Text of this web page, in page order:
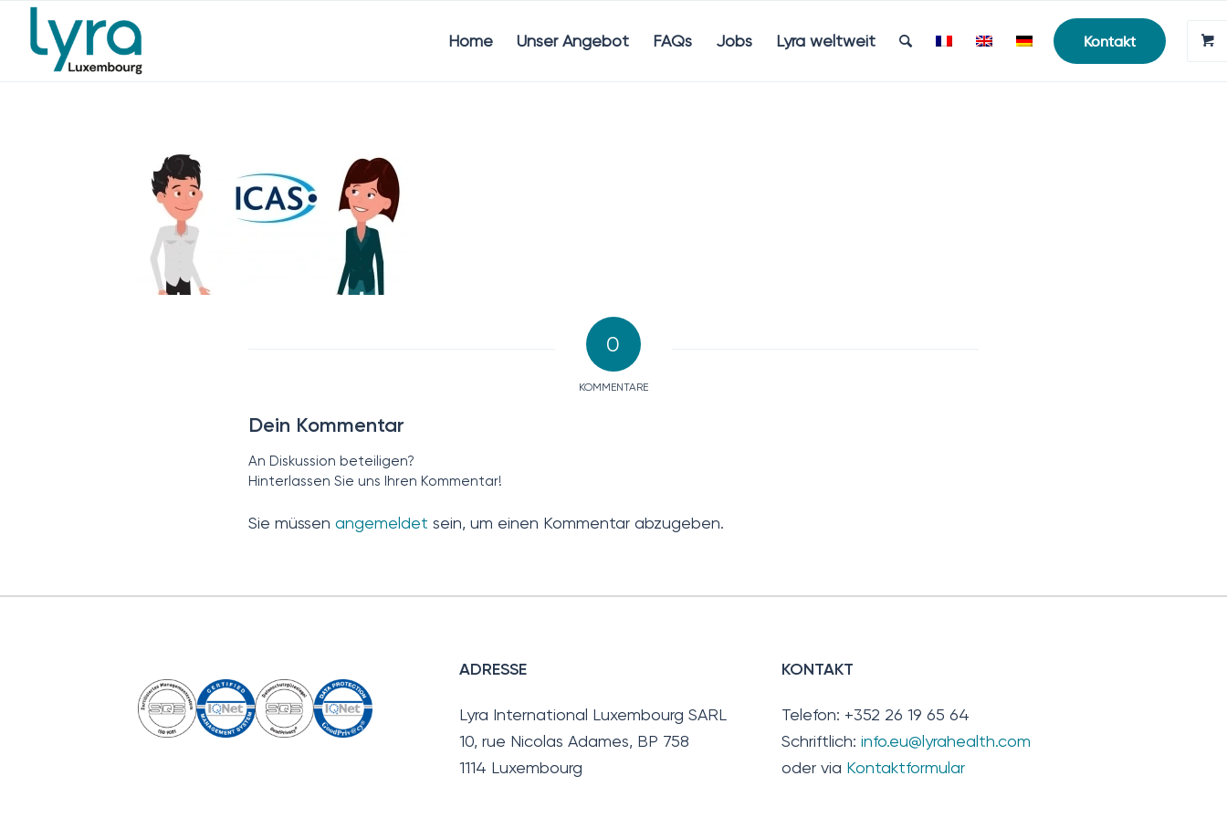
Home Unser Angebot FAQs Jobs Lyra weltweit Kontakt
0
KOMMENTARE
Dein Kommentar
An Diskussion beteiligen?
Hinterlassen Sie uns Ihren Kommentar!
Sie müssen angemeldet sein, um einen Kommentar abzugeben.
ADRESSE
Lyra International Luxembourg SARL
10, rue Nicolas Adames, BP 758
1114 Luxembourg
KONTAKT
Telefon: +352 26 19 65 64
Schriftlich:info.eu@lyrahealth.com
oder via Kontaktformular